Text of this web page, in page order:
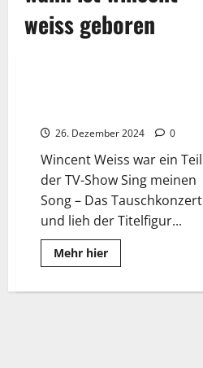
weiss geboren
26. Dezember 2024 0
Wincent Weiss war ein Teil
der TV-Show Sing meinen
Song – Das Tauschkonzert
und lieh der Titelfigur...
Mehr hierRead
more
Weiss: